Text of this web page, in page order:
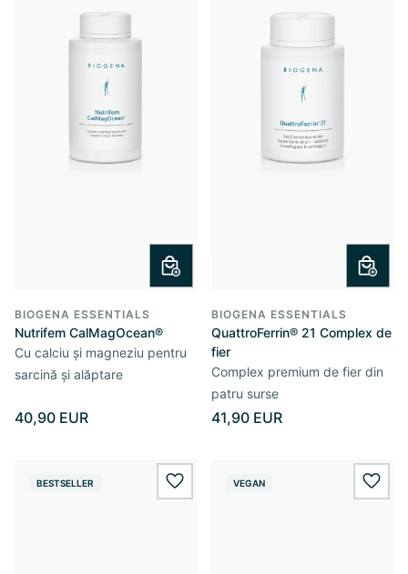
BIOGENA ESSENTIALS
Nutrifem CalMagOcean®
Cu calciu și magneziu pentru
sarcină și alăptare
40,90 EUR
BIOGENA ESSENTIALS
QuattroFerrin® 21 Complex de
fier
Complex premium de fier din
patru surse
41,90 EUR
BESTSELLER wishlist.add
VEGAN